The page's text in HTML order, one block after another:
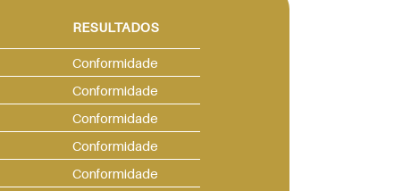
RESULTADOS
Conformidade
Conformidade
Conformidade
Conformidade
Conformidade